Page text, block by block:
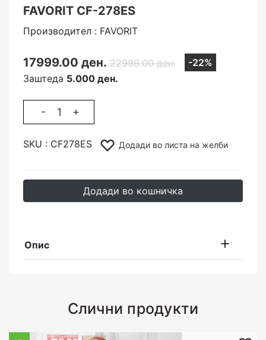
FAVORIT CF-278ES
Производител : FAVORIT
17999.00 ден. 22999.00 ден.
-22%
Заштеда 5.000 ден.
- +
SKU : CF278ES Додади во листа на желби
Додади во кошничка
Опис
Слични продукти